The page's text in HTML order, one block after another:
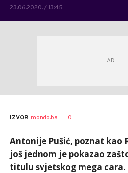
23.06.2020. / 13:45
AUTOR Kerkez
IZVOR mondo.ba 0
Antonije Pušić, poznat kao
još jednom je pokazao
titulu svjetskog mega cara.